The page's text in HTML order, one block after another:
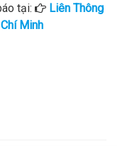
tại:
Liên Thông
Minh